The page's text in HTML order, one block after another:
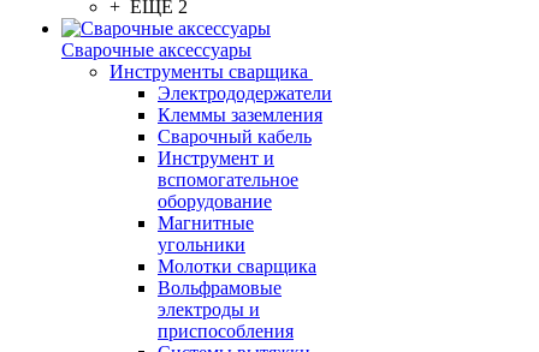
+ ЕЩЕ 2
Сварочные аксессуары
Инструменты сварщика
Электрододержатели
Клеммы заземления
Сварочный кабель
Инструмент и
вспомогательное
оборудование
Магнитные
угольники
Молотки сварщика
Вольфрамовые
электроды и
приспособления